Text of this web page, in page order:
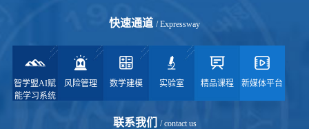
快速通道 / Expressway
智学盟AI赋
能学习系统
风险管理 数学建模 实验室 精品课程 新媒体平台
联系我们 / contact us